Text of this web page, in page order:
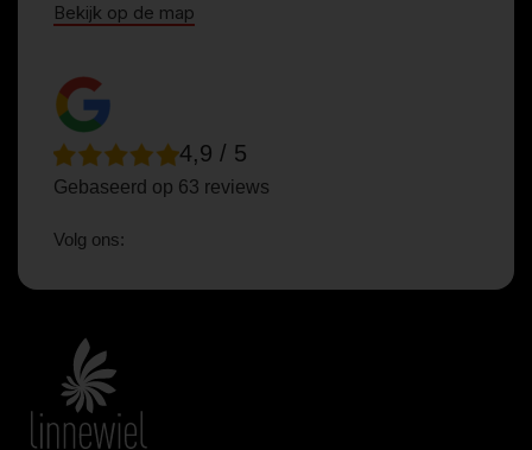
Bekijk op de map
4,9 / 5
Gebaseerd op 63 reviews
Volg ons: